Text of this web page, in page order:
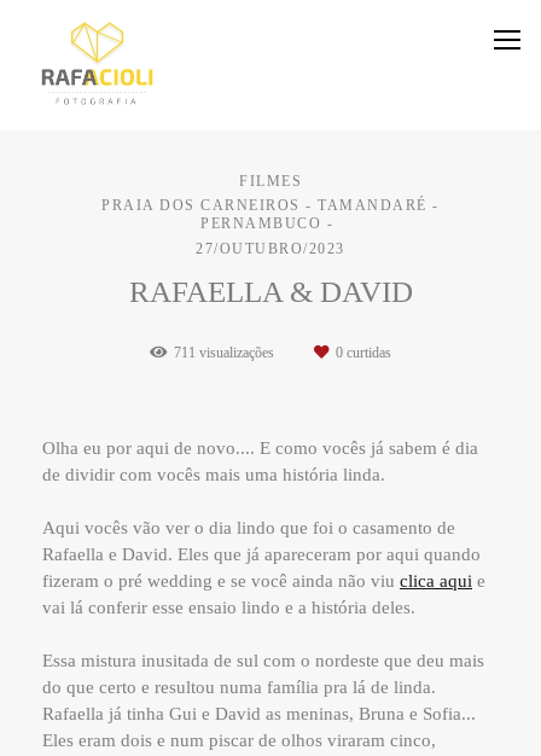
FILMES
PRAIA DOS CARNEIROS - TAMANDARÉ -
PERNAMBUCO
27/OUTUBRO/2023
RAFAELLA & DAVID
711 visualizações 0 curtidas
Olha eu por aqui de novo.... E como vocês já sabem é dia
de dividir com vocês mais uma história linda.
Aqui vocês vão ver o dia lindo que foi o casamento de
Rafaella e David. Eles que já apareceram por aqui quando
fizeram o pré wedding e se você ainda não viu clica aqui e
vai lá conferir esse ensaio lindo e a história deles.
Essa mistura inusitada de sul com o nordeste que deu mais
do que certo e resultou numa família pra lá de linda.
Rafaella já tinha Gui e David as meninas, Bruna e Sofia...
Eles eram dois e num piscar de olhos viraram cinco,